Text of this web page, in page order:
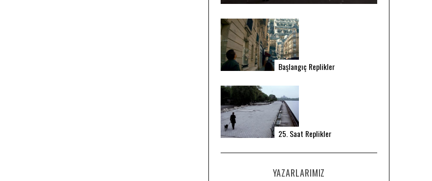
Başlangıç Replikler
25. Saat Replikler
YAZARLARIMIZ